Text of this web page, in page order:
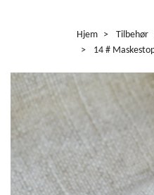
Hjem Tilbehør
14 #